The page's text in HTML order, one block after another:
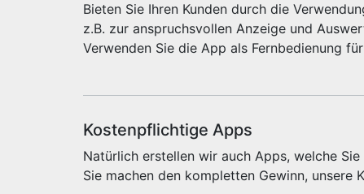
Bieten Sie Ihren Kunden durch die
z.B. zur anspruchsvollen Anzeige und
Verwenden Sie die App als Fernbedienung
Kostenpflichtige Apps
Natürlich erstellen wir auch Apps, welche
Sie machen den kompletten Gewinn, unsere